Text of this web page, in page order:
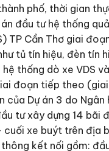
phố, thời gian
đầu tư hệ thống
TP Cần Thơ giai
tủ tín hiệu, đèn tín
hệ thống dò xe VDS
đoạn tiếp theo
của Dự án 3 do Ngân
tư xây dựng 14 bãi
cuối xe buýt trên địa
kết nối gồm: